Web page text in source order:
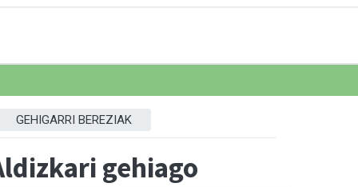
GEHIGARRI BEREZIAK
gehiago